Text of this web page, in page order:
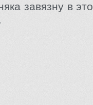
завязну в